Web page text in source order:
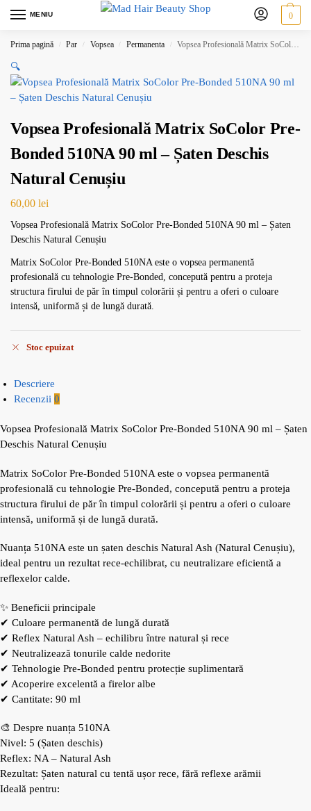
MENIU 0
Prima pagină / Par / Vopsea / Permanenta / Vopsea Profesională Matrix SoColor Pre-Bonded 510NA 90 ml – Șaten Deschis Natural Cenușiu
🔍
Vopsea Profesională Matrix SoColor Pre-
Bonded 510NA 90 ml – Șaten Deschis
Natural Cenușiu
60,00 lei
Vopsea Profesională Matrix SoColor Pre-Bonded 510NA 90 ml – Șaten
Deschis Natural Cenușiu
Matrix SoColor Pre-Bonded 510NA este o vopsea permanentă
profesională cu tehnologie Pre-Bonded, concepută pentru a proteja
structura firului de păr în timpul colorării și pentru a oferi o culoare
intensă, uniformă și de lungă durată.
Stoc epuizat
Descriere
Recenzii 0
Vopsea Profesională Matrix SoColor Pre-Bonded 510NA 90 ml – Șaten
Deschis Natural Cenușiu
Matrix SoColor Pre-Bonded 510NA este o vopsea permanentă
profesională cu tehnologie Pre-Bonded, concepută pentru a proteja
structura firului de păr în timpul colorării și pentru a oferi o culoare
intensă, uniformă și de lungă durată.
Nuanța 510NA este un șaten deschis Natural Ash (Natural Cenușiu),
ideal pentru un rezultat rece-echilibrat, cu neutralizare eficientă a
reflexelor calde.
✨ Beneficii principale
✔ Culoare permanentă de lungă durată
✔ Reflex Natural Ash – echilibru între natural și rece
✔ Neutralizează tonurile calde nedorite
✔ Tehnologie Pre-Bonded pentru protecție suplimentară
✔ Acoperire excelentă a firelor albe
✔ Cantitate: 90 ml
🎨 Despre nuanța 510NA
Nivel: 5 (Șaten deschis)
Reflex: NA – Natural Ash
Rezultat: Șaten natural cu tentă ușor rece, fără reflexe arămii
Ideală pentru: